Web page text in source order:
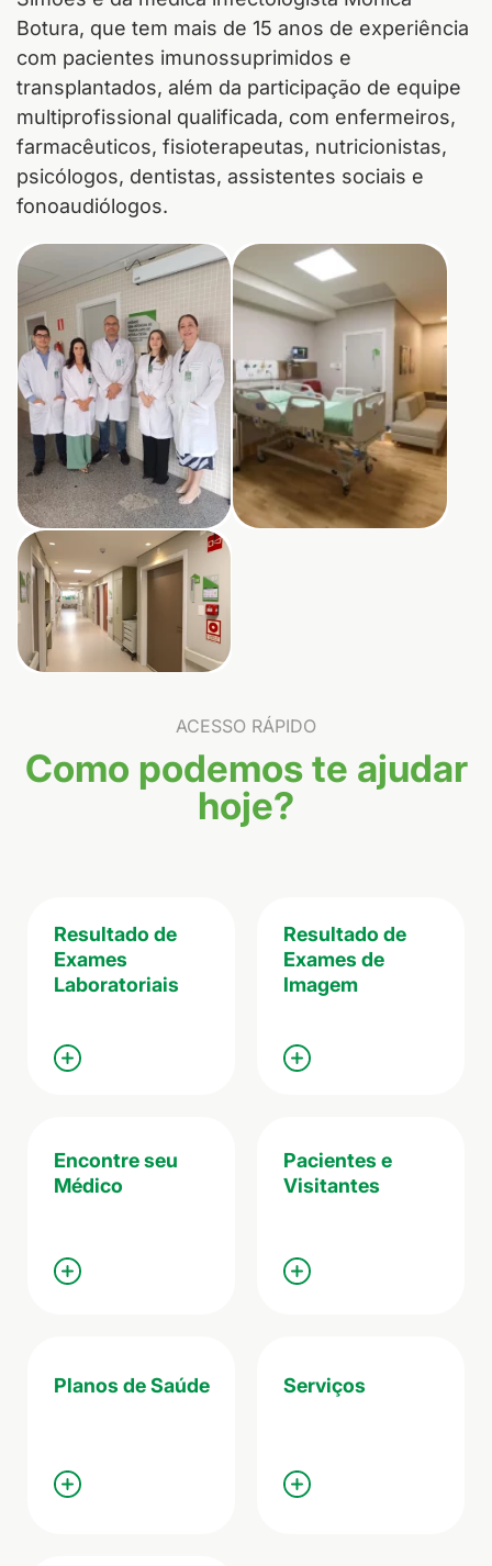
Botura, que tem mais de 15 anos de experiência
com pacientes imunossuprimidos e
transplantados, além da participação de equipe
multiprofissional qualificada, com enfermeiros,
farmacêuticos, fisioterapeutas, nutricionistas,
psicólogos, dentistas, assistentes sociais e
fonoaudiólogos.
ACESSO RÁPIDO
Como podemos te ajudar
hoje?
Resultado de
Exames
Laboratoriais
Resultado de
Exames de
Imagem
Encontre seu
Médico
Pacientes e
Visitantes
Planos de Saúde Serviços